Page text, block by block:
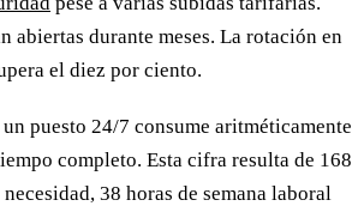
abiertas durante meses. La rotación en
el diez por ciento.
puesto 24/7 consume aritméticamente
completo. Esta cifra resulta de 168
38 horas de semana laboral